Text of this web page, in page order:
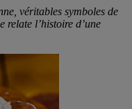
véritables symboles de
relate l’histoire d’une